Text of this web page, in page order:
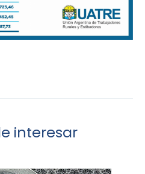
interesar